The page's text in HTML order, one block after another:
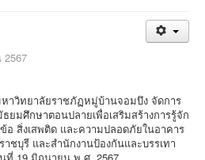
2567
ยาลัยราชภัฏหมู่บ้านจอมบึง จัดการ
ยมศึกษาตอนปลายเพื่อเสริมสร้างการรู้จัก
อ สิ่งเสพติด และความปลอดภัยในอาคาร
ชบุรี และสำนักงานป้องกันและบรรเทา